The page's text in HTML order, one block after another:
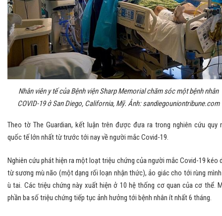
Nhân viên y tế của Bệnh viện Sharp Memorial chăm sóc một bệnh nhân
COVID-19 ở San Diego, California, Mỹ. Ảnh: sandiegouniontribune.com
Theo tờ The Guardian, kết luận trên được đưa ra trong nghiên cứu quy
quốc tế lớn nhất từ trước tới nay về người mắc Covid-19.
Nghiên cứu phát hiện ra một loạt triệu chứng của người mắc Covid-19 kéo
từ sương mù não (một dạng rối loạn nhận thức), ảo giác cho tới rùng
ù tai. Các triệu chứng này xuất hiện ở 10 hệ thống cơ quan của cơ thể.
phần ba số triệu chứng tiếp tục ảnh hưởng tới bệnh nhân ít nhất 6 tháng.